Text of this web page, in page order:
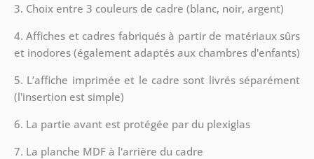
3. Choix entre 3 couleurs de cadre (blanc, noir, argent)
4. Affiches et cadres fabriqués à partir de matériaux sûrs
et inodores (également adaptés aux chambres d'enfants)
5. L’affiche imprimée et le cadre sont livrés séparément
(l'insertion est simple)
6. La partie avant est protégée par du plexiglas
7. La planche MDF à l'arrière du cadre